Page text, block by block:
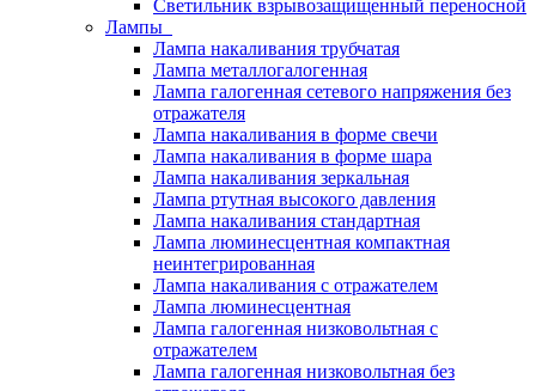
Светильник взрывозащищенный переносной
Лампы
Лампа накаливания трубчатая
Лампа металлогалогенная
Лампа галогенная сетевого напряжения без
отражателя
Лампа накаливания в форме свечи
Лампа накаливания в форме шара
Лампа накаливания зеркальная
Лампа ртутная высокого давления
Лампа накаливания стандартная
Лампа люминесцентная компактная
неинтегрированная
Лампа накаливания с отражателем
Лампа люминесцентная
Лампа галогенная низковольтная с
отражателем
Лампа галогенная низковольтная без